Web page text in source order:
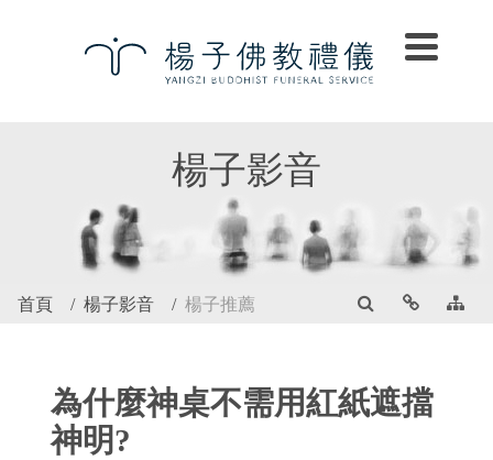
楊子影音
首頁 楊子影音 楊子推薦
為什麼神桌不需用紅紙遮擋
神明?